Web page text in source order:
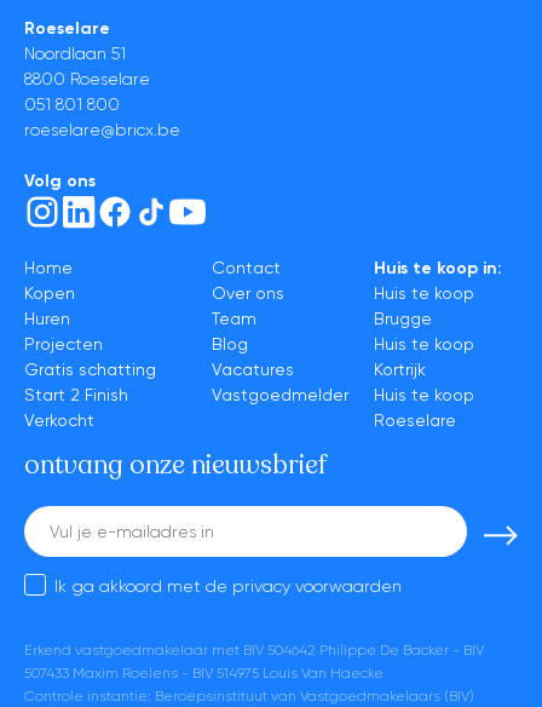
Roeselare
Noordlaan 51
8800 Roeselare
051 801 800
roeselare@bricx.be
Volg ons
Home
Kopen
Huren
Projecten
Gratis schatting
Start 2 Finish
Verkocht
Contact
Over ons
Team
Blog
Vacatures
Vastgoedmelder
Huis te koop in:
Huis te koop
Brugge
Huis te koop
Kortrijk
Huis te koop
Roeselare
ontvang onze nieuwsbrief
E-
mail
Ik ga akkoord met de privacy voorwaarden
Erkend vastgoedmakelaar met BIV 504642 Philippe De Backer - BIV
507433 Maxim Roelens - BIV 514975 Louis Van Haecke
Controle instantie: Beroepsinstituut van Vastgoedmakelaars (BIV)